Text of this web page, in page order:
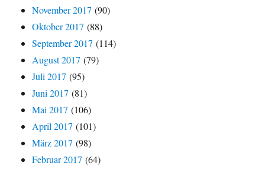
November 2017 (90)
Oktober 2017 (88)
September 2017 (114)
August 2017 (79)
Juli 2017 (95)
Juni 2017 (81)
Mai 2017 (106)
April 2017 (101)
März 2017 (98)
Februar 2017 (64)